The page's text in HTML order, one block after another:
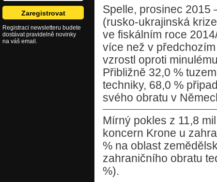
Spelle, prosinec 2015
(rusko-ukrajinská
ve fiskálním roce
více než v
vzrostl oproti
Přibližně 32,0 %
techniky, 68,0 %
svého obratu v
Mírný pokles z 11,8
koncern Krone u
% na oblast
zahraničního obratu
%).
Registraci newsletteru budete
dostávat pravidelně novinky
na váš email.